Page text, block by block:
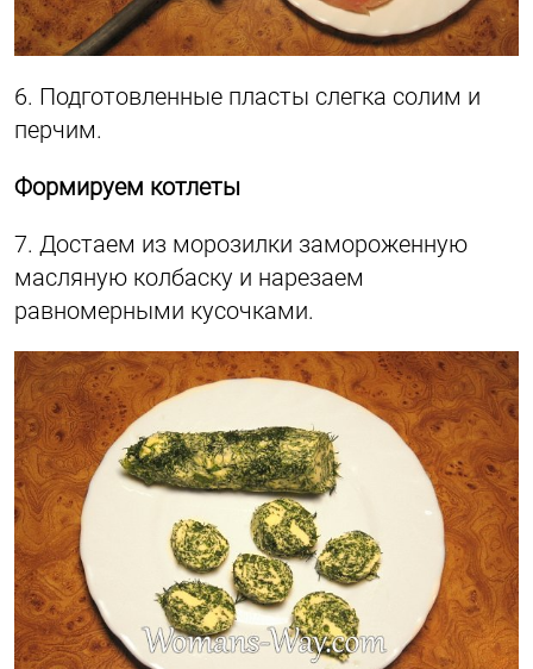
6. Подготовленные пласты слегка солим и
перчим.
Формируем котлеты
7. Достаем из морозилки замороженную
масляную колбаску и нарезаем
равномерными кусочками.